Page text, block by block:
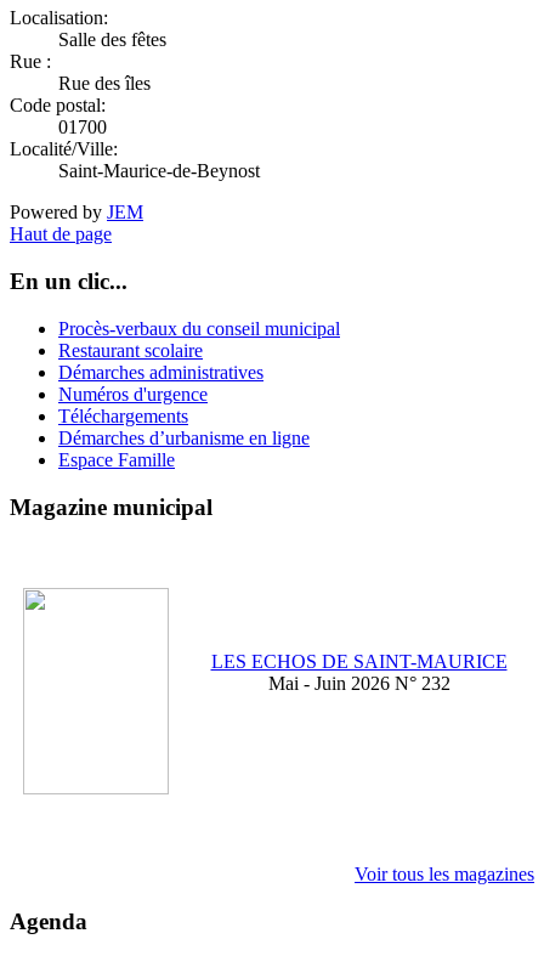
Localisation:
Salle des fêtes
Rue :
Rue des îles
Code postal:
01700
Localité/Ville:
Saint-Maurice-de-Beynost
Powered by JEM
Haut de page
En un clic...
Procès-verbaux du conseil municipal
Restaurant scolaire
Démarches administratives
Numéros d'urgence
Téléchargements
Démarches d’urbanisme en ligne
Espace Famille
Magazine municipal
LES ECHOS DE SAINT-MAURICE
Mai - Juin 2026 N° 232
Voir tous les magazines
Agenda